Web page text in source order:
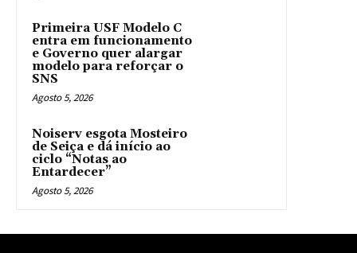
Primeira USF Modelo C
entra em funcionamento
e Governo quer alargar
modelo para reforçar o
SNS
Agosto 5, 2026
Noiserv esgota Mosteiro
de Seiça e dá início ao
ciclo “Notas ao
Entardecer”
Agosto 5, 2026